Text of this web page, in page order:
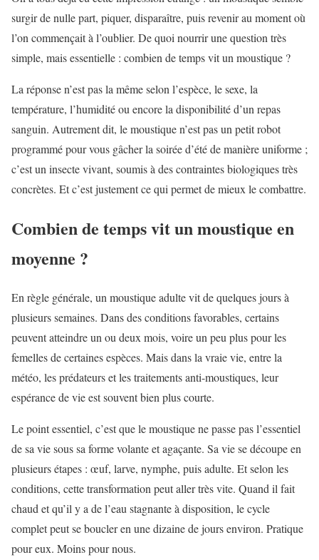
surgir de nulle part, piquer, disparaître, puis revenir au moment où
l’on commençait à l’oublier. De quoi nourrir une question très
simple, mais essentielle : combien de temps vit un moustique ?
La réponse n’est pas la même selon l’espèce, le sexe, la
température, l’humidité ou encore la disponibilité d’un repas
sanguin. Autrement dit, le moustique n’est pas un petit robot
programmé pour vous gâcher la soirée d’été de manière uniforme ;
c’est un insecte vivant, soumis à des contraintes biologiques très
concrètes. Et c’est justement ce qui permet de mieux le combattre.
Combien de temps vit un moustique en
moyenne ?
En règle générale, un moustique adulte vit de quelques jours à
plusieurs semaines. Dans des conditions favorables, certains
peuvent atteindre un ou deux mois, voire un peu plus pour les
femelles de certaines espèces. Mais dans la vraie vie, entre la
météo, les prédateurs et les traitements anti-moustiques, leur
espérance de vie est souvent bien plus courte.
Le point essentiel, c’est que le moustique ne passe pas l’essentiel
de sa vie sous sa forme volante et agaçante. Sa vie se découpe en
plusieurs étapes : œuf, larve, nymphe, puis adulte. Et selon les
conditions, cette transformation peut aller très vite. Quand il fait
chaud et qu’il y a de l’eau stagnante à disposition, le cycle
complet peut se boucler en une dizaine de jours environ. Pratique
pour eux. Moins pour nous.